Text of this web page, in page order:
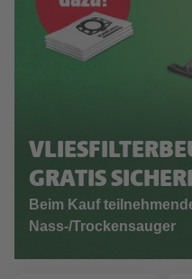
GRATIS
Beim Kauf
Nass-/Trockensauger